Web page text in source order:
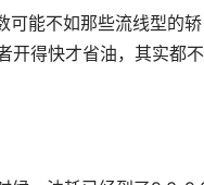
可能不如那些流线型的轿
开得快才省油，其实都